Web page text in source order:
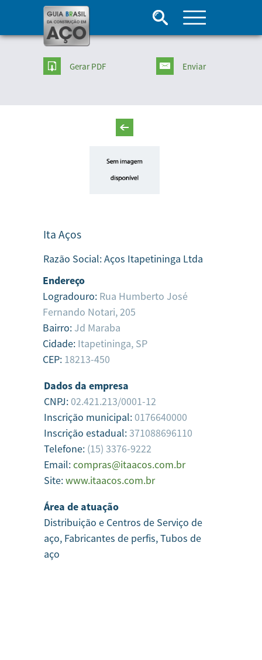
Gerar PDF Enviar
Ita Aços
Razão Social:Aços Itapetininga Ltda
Endereço
Logradouro: Rua Humberto José
Fernando Notari, 205
Bairro: Jd Maraba
Cidade: Itapetininga, SP
CEP: 18213-450
Dados da empresa
CNPJ: 02.421.213/0001-12
Inscrição municipal: 0176640000
Inscrição estadual:371088696110
Telefone: (15) 3376-9222
Email:compras@itaacos.com.br
Site:www.itaacos.com.br
Área de atuação
Distribuição e Centros de Serviço de
aço, Fabricantes de perfis, Tubos de
aço